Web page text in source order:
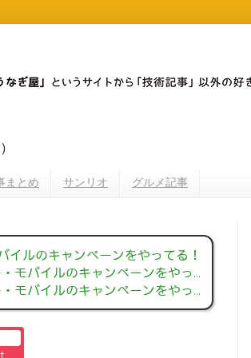
まとめ サンリオ グルメ記事
ルのキャンペーンをやってる！
バイルのキャンペーンをやってる！
バイルのキャンペーンをやってる！